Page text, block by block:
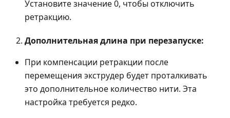
Установите значение 0, чтобы отключить
ретракцию.
Дополнительная длина при перезапуске:
При компенсации ретракции после
перемещения экструдер будет проталкивать
это дополнительное количество нити. Эта
настройка требуется редко.